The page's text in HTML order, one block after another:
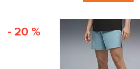
- 20 %